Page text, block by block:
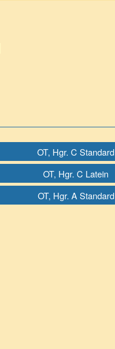
OT, Hgr. C Standard
OT, Hgr. C Latein
OT, Hgr. A Standard